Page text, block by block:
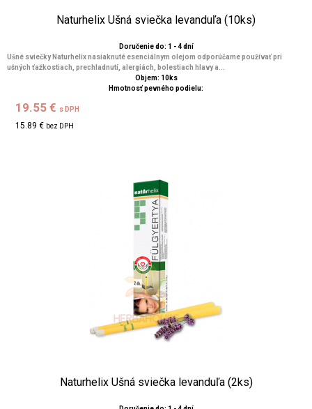
Naturhelix Ušná sviečka levanduľa (10ks)
Doručenie do: 1 - 4 dní
Ušné sviečky Naturhelix nasiaknuté esenciálnym olejom odporúčame používať pri
ušných ťažkostiach, prechladnutí, alergiách, bolestiach hlavy a...
Objem: 10ks
Hmotnosť pevného podielu:
19.55 € s DPH
15.89 € bez DPH
Naturhelix Ušná sviečka levanduľa (2ks)